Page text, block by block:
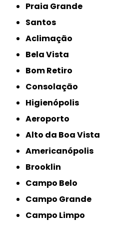
Praia Grande
Santos
Aclimação
Bela Vista
Bom Retiro
Consolação
Higienópolis
Aeroporto
Alto da Boa Vista
Americanópolis
Brooklin
Campo Belo
Campo Grande
Campo Limpo